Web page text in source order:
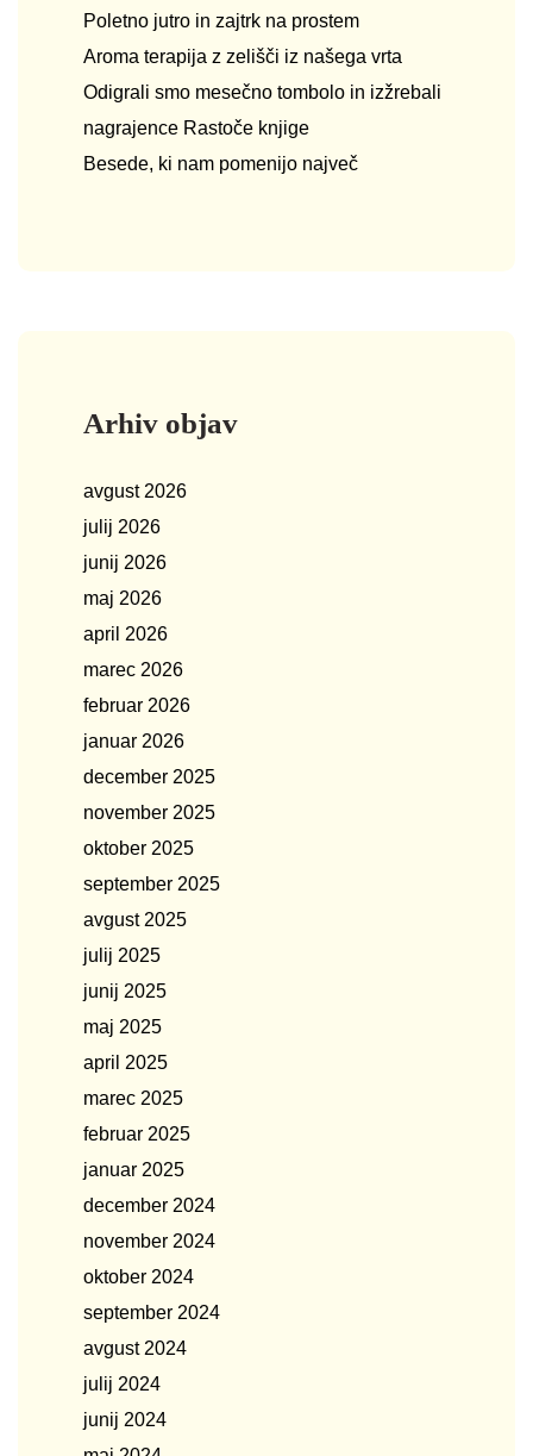
Poletno jutro in zajtrk na prostem
Aroma terapija z zelišči iz našega vrta
Odigrali smo mesečno tombolo in izžrebali
nagrajence Rastoče knjige
Besede, ki nam pomenijo največ
Arhiv objav
avgust 2026
julij 2026
junij 2026
maj 2026
april 2026
marec 2026
februar 2026
januar 2026
december 2025
november 2025
oktober 2025
september 2025
avgust 2025
julij 2025
junij 2025
maj 2025
april 2025
marec 2025
februar 2025
januar 2025
december 2024
november 2024
oktober 2024
september 2024
avgust 2024
julij 2024
junij 2024